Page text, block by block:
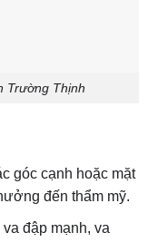
Trường Thịnh
góc cạnh hoặc mặt
đến thẩm mỹ.
đập mạnh, va